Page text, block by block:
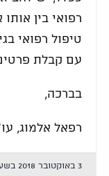
רפואי בין
טיפול רפואי
עם קבלת
בברכה,
רפאל אלמוג,
3 באוקטובר 2018 בשעה 10:04